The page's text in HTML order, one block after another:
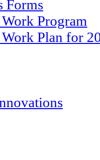
Forms
Program
Plan for